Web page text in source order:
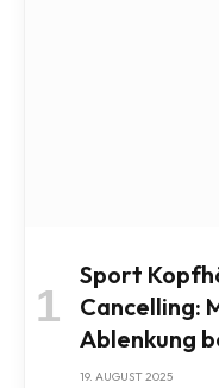
Sport
Cancelling:
Ablenkung
19. AUGUST 2025